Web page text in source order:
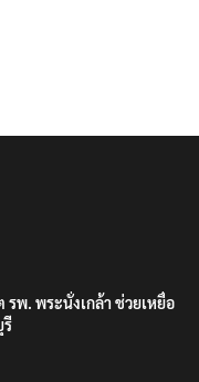
รพ. พระนั่งเกล้า ช่วยเหยื่อ
รี